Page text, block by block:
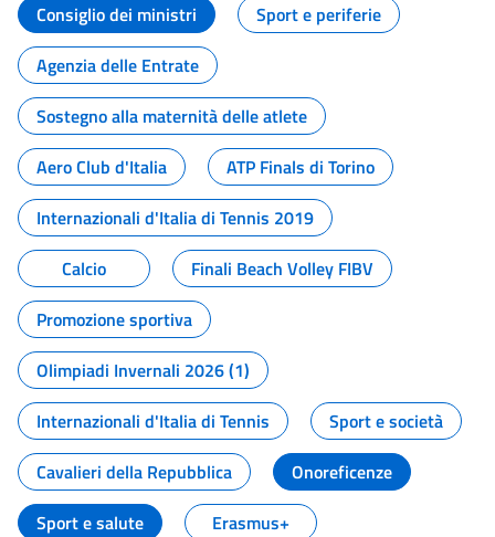
Consiglio dei ministri
Sport e periferie
Agenzia delle Entrate
Sostegno alla maternità delle atlete
Aero Club d'Italia
ATP Finals di Torino
Internazionali d'Italia di Tennis 2019
Calcio
Finali Beach Volley FIBV
Promozione sportiva
Olimpiadi Invernali 2026 (1)
Internazionali d'Italia di Tennis
Sport e società
Cavalieri della Repubblica
Onoreficenze
Sport e salute
Erasmus+